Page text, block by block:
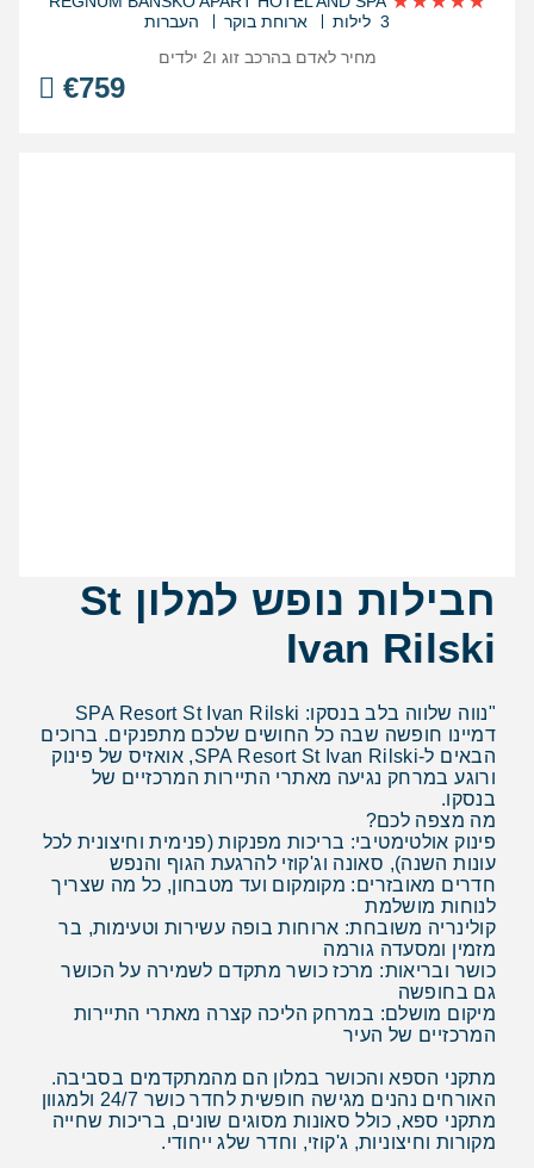
3 לילות
ארוחת בוקר העברות
€759
מחיר לאדם בהרכבזוג ו2 ילדים
חבילות נופש למלון St
Ivan Rilski
"נווה שלווה בלב בנסקו: SPA Resort St Ivan Rilski
דמיינו חופשה שבה כל החושים שלכם מתפנקים. ברוכים
הבאים ל-SPA Resort St Ivan Rilski, אואזיס של פינוק
ורוגע במרחק נגיעה מאתרי התיירות המרכזיים של
בנסקו.
מה מצפה לכם?
פינוק אולטימטיבי: בריכות מפנקות (פנימית וחיצונית לכל
עונות השנה), סאונה וג'קוזי להרגעת הגוף והנפש
חדרים מאובזרים: מקומקום ועד מטבחון, כל מה שצריך
לנוחות מושלמת
קולינריה משובחת: ארוחות בופה עשירות וטעימות, בר
מזמין ומסעדה גורמה
כושר ובריאות: מרכז כושר מתקדם לשמירה על הכושר
גם בחופשה
מיקום מושלם: במרחק הליכה קצרה מאתרי התיירות
המרכזיים של העיר
מתקני הספא והכושר במלון הם מהמתקדמים בסביבה.
האורחים נהנים מגישה חופשית לחדר כושר 24/7 ולמגוון
מתקני ספא, כולל סאונות מסוגים שונים, בריכות שחייה
מקורות וחיצוניות, ג'קוזי, וחדר שלג ייחודי.